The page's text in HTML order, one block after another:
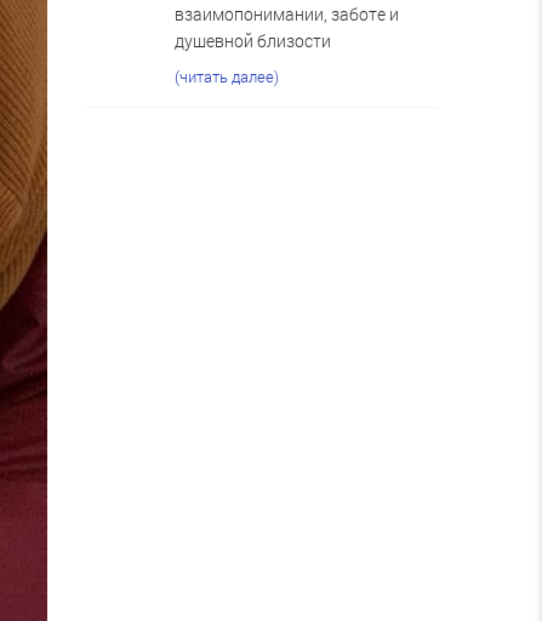
взаимопонимании, заботе и
душевной близости
(читать далее)